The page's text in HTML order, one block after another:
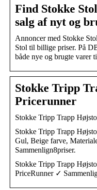
Find Stokke
salg af nyt og
Annoncer med Stokke
Stol til billige priser. På
både nye og brugte varer
Stokke Tripp
Pricerunner
Stokke Tripp Trapp
Stokke Tripp Trapp
Gul, Beige farve,
Sammenlign8priser.
Stokke Tripp Trapp
PriceRunner ✓